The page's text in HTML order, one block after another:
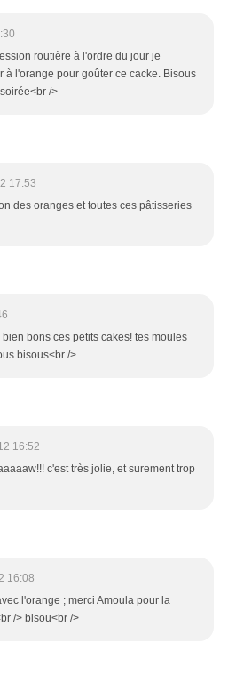
routière à l'ordre du jour je
à l'orange pour goûter ce cacke. Bisous
/>
17:53
des oranges et toutes ces pâtisseries
bons ces petits cakes! tes moules
bisous<br />
16:52
c'est très jolie, et surement trop
16:08
l'orange ; merci Amoula pour la
/> bisou<br />